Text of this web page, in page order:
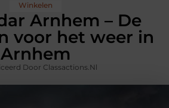
Winkelen
Arnhem – De
voor het weer in
Arnhem
Door Classactions.nl